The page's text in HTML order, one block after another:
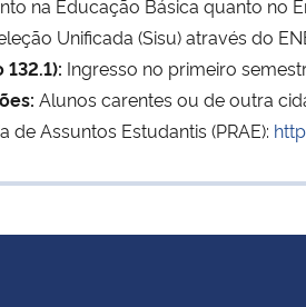
na Educação Básica quanto no
Unificada (Sisu) através do
Ingresso no primeiro
Alunos carentes ou de outra
Assuntos Estudantis (PRAE):